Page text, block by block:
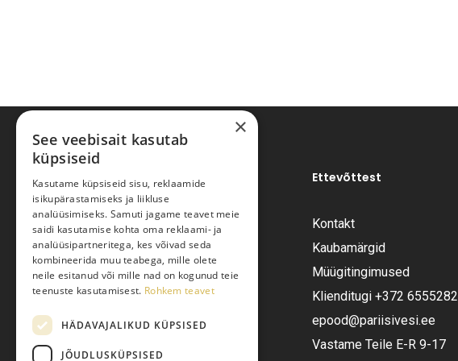
Pariisi Vesi OÜ
Tüve 54-2, Tallinn 13418
Telefon: +372 6555282
Ettevõttest
Kontakt
Kaubamärgid
Müügitingimused
Klienditugi +372 6555282
epood@pariisivesi.ee
Vastame Teile E-R 9-17
×
See veebisait kasutab
küpsiseid
Kasutame küpsiseid sisu, reklaamide
isikupärastamiseks ja liikluse
analüüsimiseks. Samuti jagame teavet meie
saidi kasutamise kohta oma reklaami- ja
analüüsipartneritega, kes võivad seda
kombineerida muu teabega, mille olete
neile esitanud või mille nad on kogunud teie
teenuste kasutamisest. Rohkem teavet
HÄDAVAJALIKUD KÜPSISED
JÕUDLUSKÜPSISED